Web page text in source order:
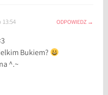
13:54 ODPOWIEDZ
Bukiem?
^.~